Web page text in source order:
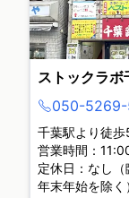
ストックラボ
050-
千葉駅より徒歩
営業時間：
定休日：なし（
年末年始を除く